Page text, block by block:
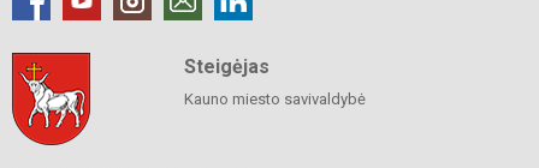
Steigėjas
Kauno miesto savivaldybė